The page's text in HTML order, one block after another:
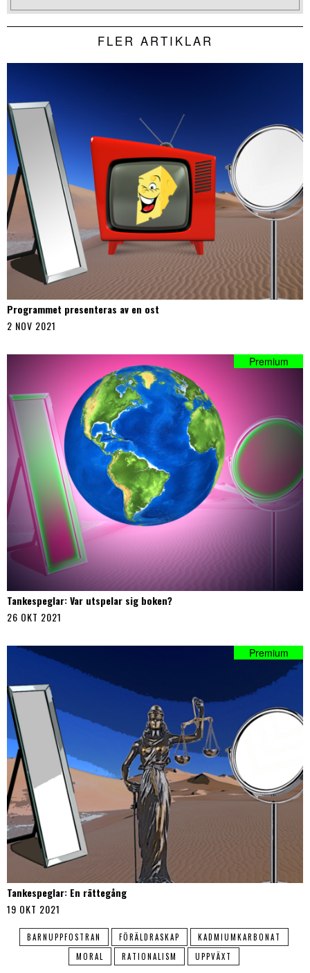
FLER ARTIKLAR
Programmet presenteras av en ost
2 NOV 2021
Tankespeglar: Var utspelar sig boken?
26 OKT 2021
Tankespeglar: En rättegång
19 OKT 2021
BARNUPPFOSTRAN FÖRÄLDRASKAP
KADMIUMKARBONAT
MORAL
RATIONALISM UPPVÄXT